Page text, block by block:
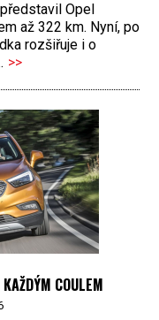
Opel
až 322 km. Nyní, po
rozšiřuje i o
>>
COULEM